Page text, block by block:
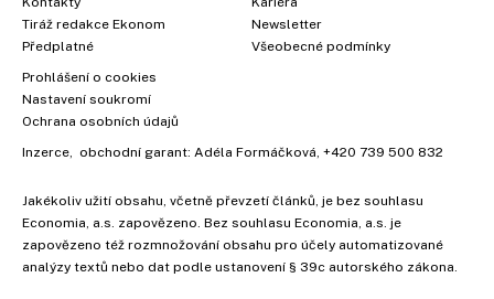
Tiráž redakce Ekonom
Předplatné
Newsletter
Všeobecné podmínky
Prohlášení o cookies
Nastavení soukromí
Ochrana osobních údajů
Inzerce , obchodní garant: Adéla Formáčková +420 739 500 832
Jakékoliv užití obsahu, včetně převzetí článků, je bez souhlasu
Economia, a.s. zapovězeno. Bez souhlasu Economia, a.s. je
zapovězeno též rozmnožování obsahu pro účely automatizované
analýzy textů nebo dat podle ustanovení § 39c autorského zákona.